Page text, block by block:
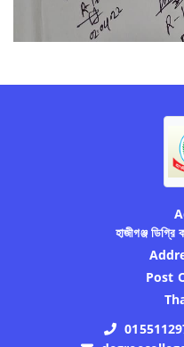
হাজীগঞ্জ
Post